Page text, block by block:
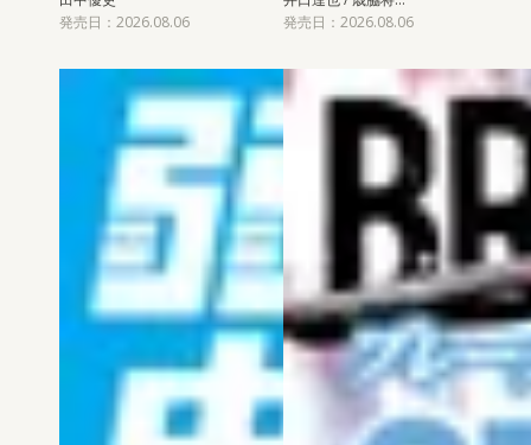
発売日：2026.08.06
発売日：2026.08.06